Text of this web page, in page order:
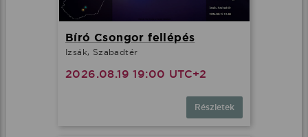
Bíró Csongor fellépés
Izsák, Szabadtér
2026.08.19 19:00 UTC+2
Részletek